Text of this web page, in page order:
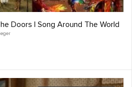
Doors | Song Around The World